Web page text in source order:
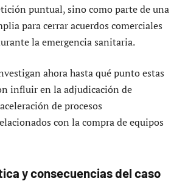
puntual, sino como parte de una
para cerrar acuerdos comerciales
la emergencia sanitaria.
ahora hasta qué punto estas
influir en la adjudicación de
de procesos
con la compra de equipos
y consecuencias del caso